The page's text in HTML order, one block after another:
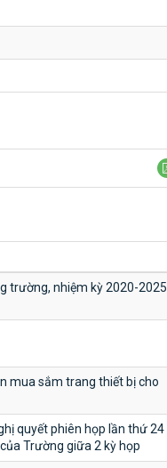
trường, nhiệm kỳ 2020-2025
mua sắm trang thiết bị cho
quyết phiên họp lần thứ 24
Trường giữa 2 kỳ họp